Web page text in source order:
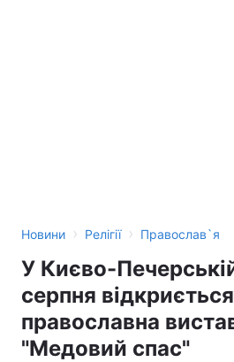
Новини › Релігії › Православ`я
У Києво-
серпня відкриється
православна
"Медовий спас"